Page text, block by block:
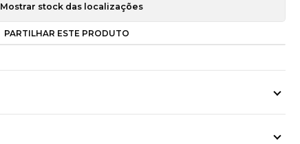
Mostrar stock das localizações
PARTILHAR ESTE PRODUTO